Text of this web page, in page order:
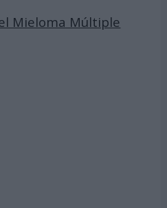
Mieloma Múltiple